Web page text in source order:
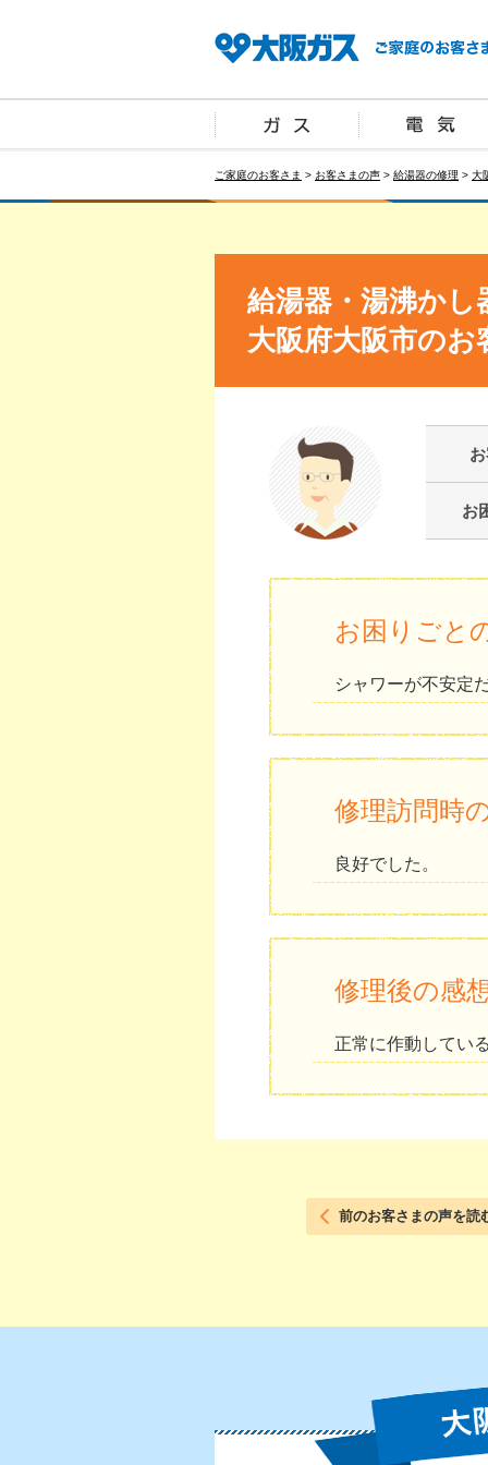
ご家庭のお客さま > お客さまの声 > 給湯器の修理 > 大
給湯器・湯沸かし
大阪府大阪市のお
お
お困りごと
シャワーが不安定
修理訪問時
良好でした。
修理後の感
正常に作動してい
前のお客さまの声を読